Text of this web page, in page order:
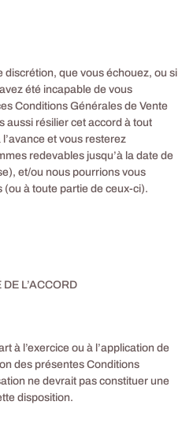
discrétion, que vous échouez, ou si
été incapable de vous
Conditions Générales de Vente
aussi résilier cet accord à tout
et vous resterez
redevables jusqu’à la date de
et/ou nous pourrions vous
(ou à toute partie de ceux-ci).
L’ACCORD
à l’exercice ou à l’application de
des présentes Conditions
ne devrait pas constituer une
disposition.